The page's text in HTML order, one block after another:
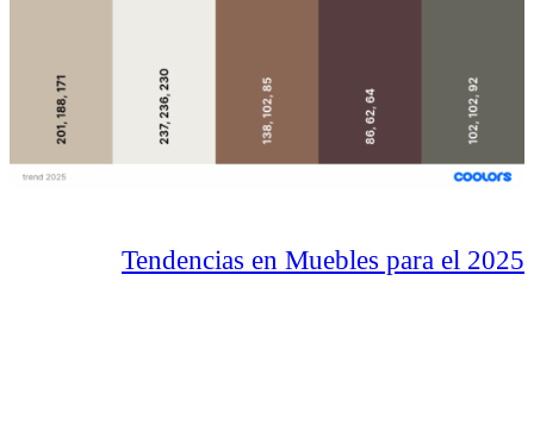
Tendencias en Muebles para el 2025